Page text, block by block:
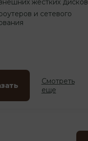
жестких дисков
и сетевого
Смотреть
еще